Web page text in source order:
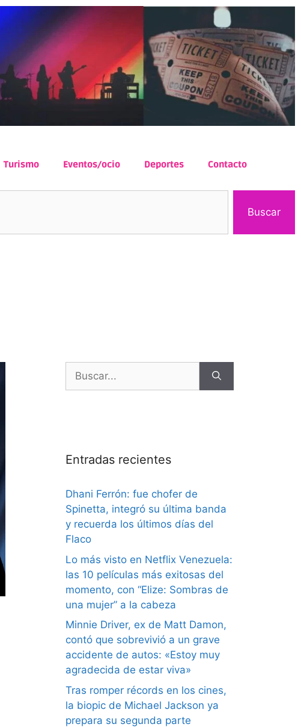
Turismo Eventos/ocio Deportes Contacto
Buscar
Entradas recientes
Dhani Ferrón: fue chofer de
Spinetta, integró su última banda
y recuerda los últimos días del
Flaco
Lo más visto en Netflix Venezuela:
las 10 películas más exitosas del
momento, con “Elize: Sombras de
una mujer” a la cabeza
Minnie Driver, ex de Matt Damon,
contó que sobrevivió a un grave
accidente de autos: «Estoy muy
agradecida de estar viva»
Tras romper récords en los cines,
la biopic de Michael Jackson ya
prepara su segunda parte